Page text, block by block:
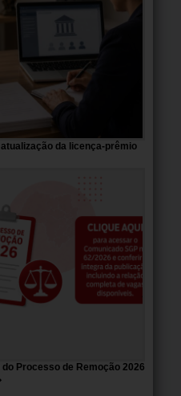
da licença-prêmio
Processo de Remoção 2026